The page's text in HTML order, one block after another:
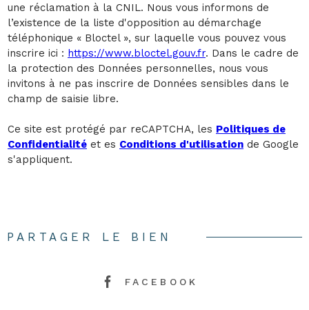
une réclamation à la CNIL. Nous vous informons de
l’existence de la liste d'opposition au démarchage
téléphonique « Bloctel », sur laquelle vous pouvez vous
inscrire ici : https://www.bloctel.gouv.fr. Dans le cadre de
la protection des Données personnelles, nous vous
invitons à ne pas inscrire de Données sensibles dans le
champ de saisie libre.
Ce site est protégé par reCAPTCHA, les Politiques de
Confidentialité et es Conditions d'utilisation de Google
s'appliquent.
PARTAGER LE BIEN
FACEBOOK